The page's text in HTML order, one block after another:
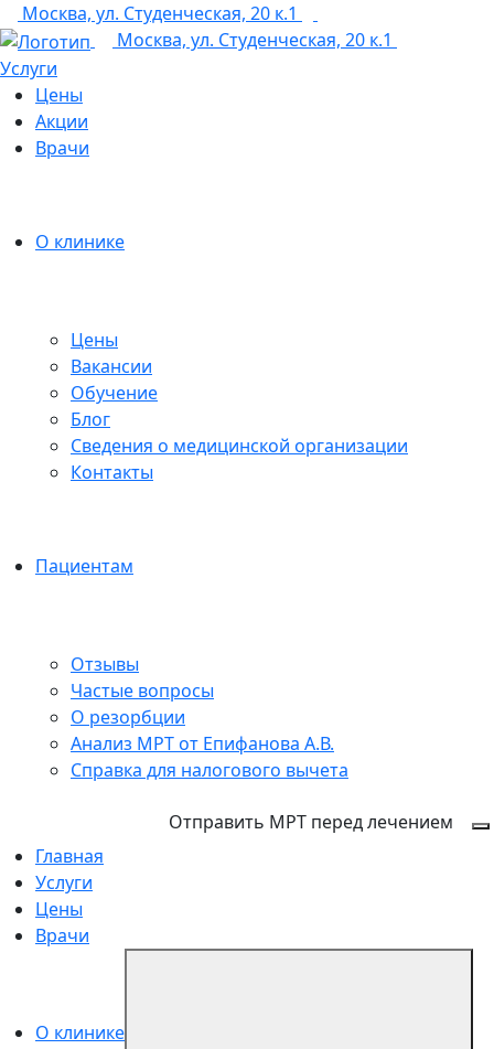
Москва, ул. Студенческая, 20 к.1
Москва, ул. Студенческая, 20 к.1
Услуги
Цены
Акции
Врачи
О клинике
Цены
Вакансии
Обучение
Блог
Сведения о медицинской организации
Контакты
Пациентам
Отзывы
Частые вопросы
О резорбции
Анализ МРТ от Епифанова А.В.
Справка для налогового вычета
Отправить МРТ перед лечением
Главная
Услуги
Цены
Врачи
О клинике